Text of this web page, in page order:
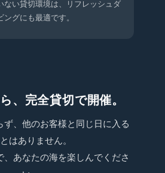
ない貸切環境は、リフレッシュダ
ングにも最適です。
、完全貸切で開催。
ず、他のお客様と同じ日に入る
はありません。
、あなたの海を楽しんでくださ